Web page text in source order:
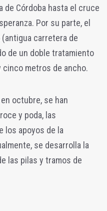
de Córdoba hasta el cruce
Por su parte, el
carretera de
de un doble tratamiento
metros de ancho.
octubre, se han
y poda, las
los apoyos de la
se desarrolla la
las pilas y tramos de